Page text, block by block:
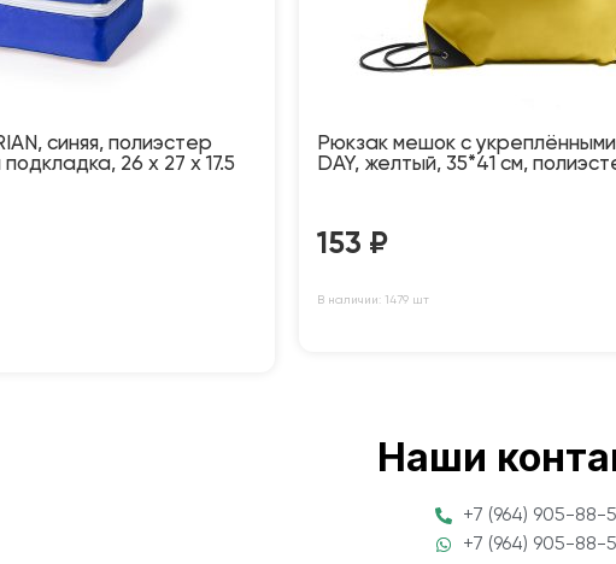
синяя, полиэстер
26 x 27 x 17.5
Рюкзак мешок с укреплёнными
DAY, желтый, 35*41 см,
153 ₽
В наличии: 1479 шт
Наши
+7 (964) 905-88-
+7 (964) 905-88-